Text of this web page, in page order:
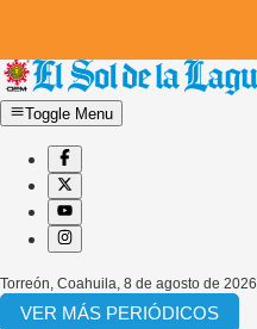
Toggle Menu
Torreón, Coahuila 8 de agosto de 2026
VER MÁS PERIÓDICOS